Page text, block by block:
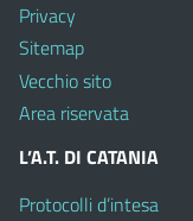
Privacy
Sitemap
Vecchio sito
Area riservata
L’A.T. DI CATANIA
Protocolli d’intesa